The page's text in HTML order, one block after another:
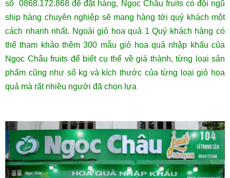
số 0868.172.868 để đặt hàng, Ngọc Châu fruits có đội ngũ
ship hàng chuyên nghiệp sẽ mang hàng tới quý khách một
cách nhanh nhất. Ngoài giỏ hoa quả 1 Quý khách hàng có
thể tham khảo thêm300 mẫu giỏ hoa quả nhập khẩucủa
Ngọc Châu fruits để biết cụ thể về giá thành, từng loại sản
phẩm cũng như số kg và kích thước của từng loại giỏ hoa
quả mà rất nhiều người đã chọn lựa